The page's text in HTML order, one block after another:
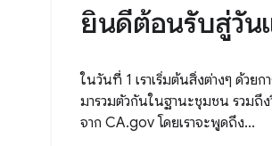
ยินดีต้อนรับสู่วัน
ในวันที่ 1 เราเริ่มต้นสิ่งต่างๆ ด้วยก
มารวมตัวกันในฐานะชุมชน รวมถึ
จาก CA.gov โดยเราจะพูดถึง...